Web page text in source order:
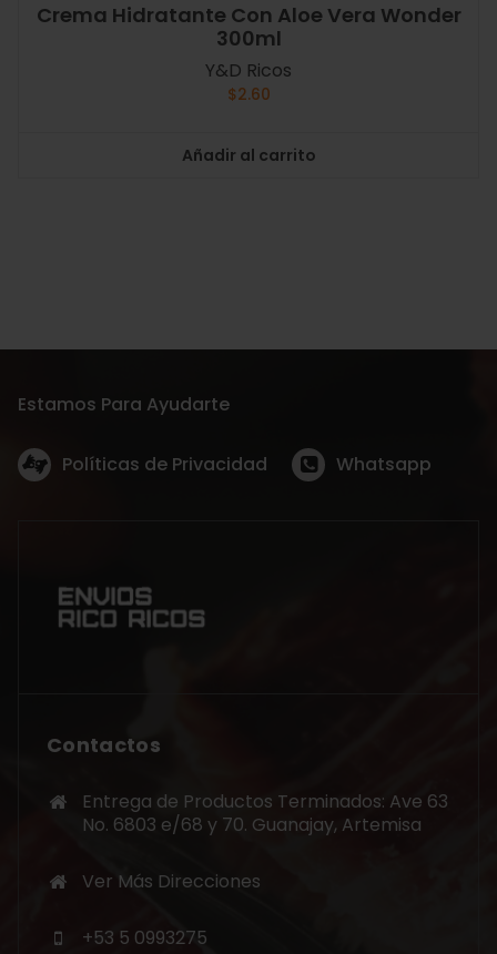
Crema Hidratante Con Aloe Vera Wonder
300ml
Y&D Ricos
$2.60
Añadir al carrito
Estamos Para Ayudarte
Políticas de Privacidad Whatsapp
Contactos
Entrega de Productos Terminados: Ave 63
No. 6803 e/68 y 70. Guanajay, Artemisa
Ver Más Direcciones
+53 5 0993275